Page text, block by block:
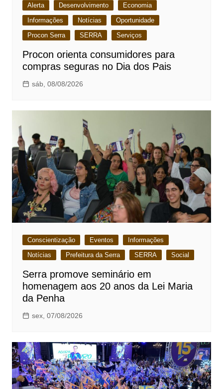
Alerta Desenvolvimento
Economia
Informações
Notícias
Oportunidade
Procon Serra
SERRA Serviços
Procon orienta consumidores para
compras seguras no Dia dos Pais
sáb, 08/08/2026
Conscientização Eventos
Informações
Notícias
Prefeitura da Serra SERRA Social
Serra promove seminário em
homenagem aos 20 anos da Lei Maria
da Penha
sex, 07/08/2026